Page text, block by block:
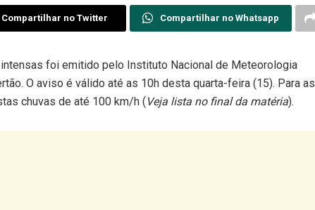
Compartilhar no Twitter Compartilhar no Whatsapp
foi emitido pelo Instituto Nacional de Meteorologia
O aviso é válido até as 10h desta quarta-feira (15). Para as
chuvas de até 100 km/h (Veja lista no final da matéria).